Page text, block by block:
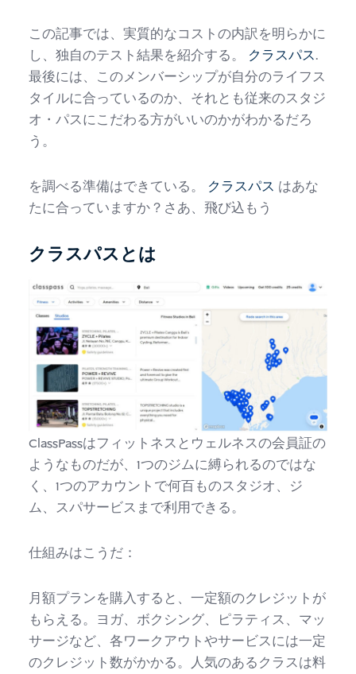
この記事では、実質的なコストの内訳を明らかに
し、独自のテスト結果を紹介する。 クラスパス.
最後には、このメンバーシップが自分のライフス
タイルに合っているのか、それとも従来のスタジ
オ・パスにこだわる方がいいのかがわかるだろ
う。
を調べる準備はできている。 クラスパス はあな
たに合っていますか？さあ、飛び込もう
クラスパスとは
ClassPassはフィットネスとウェルネスの会員証の
ようなものだが、1つのジムに縛られるのではな
く、1つのアカウントで何百ものスタジオ、ジ
ム、スパサービスまで利用できる。
仕組みはこうだ：
月額プランを購入すると、一定額のクレジットが
もらえる。ヨガ、ボクシング、ピラティス、マッ
サージなど、各ワークアウトやサービスには一定
のクレジット数がかかる。人気のあるクラスは料